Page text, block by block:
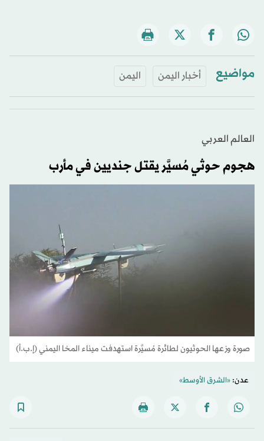
مواضيع أخبار اليمن اليمن
العالم العربي
هجوم حوثي مُسيَّر يقتل جنديين في مأرب
صورة وزعها الحوثيون لطائرة مُسيَّرة استهدفت ميناء المخا اليمني (إ.ب.أ)
عدن:«الشرق الأوسط»